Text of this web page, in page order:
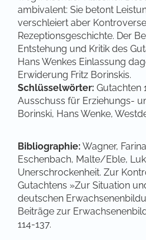
ambivalent: Sie betont
verschleiert aber
Rezeptionsgeschichte. Der
Entstehung und Kritik des
Hans Wenkes Einlassung
Erwiderung Fritz Borinskis.
Schlüsselwörter: Gutachten
Ausschuss für Erziehungs-
Borinski, Hans Wenke,
Bibliographie: Wagner,
Eschenbach, Malte/Eble,
Unerschrockenheit. Zur
Gutachtens »Zur Situation
deutschen
Beiträge zur
114-137.